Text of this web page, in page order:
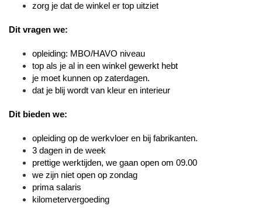
zorg je dat de winkel er top uitziet
Dit vragen we:
opleiding: MBO/HAVO niveau
top als je al in een winkel gewerkt hebt
je moet kunnen op zaterdagen.
dat je blij wordt van kleur en interieur
Dit bieden we:
opleiding op de werkvloer en bij fabrikanten.
3 dagen in de week
prettige werktijden, we gaan open om 09.00
we zijn niet open op zondag
prima salaris
kilometervergoeding